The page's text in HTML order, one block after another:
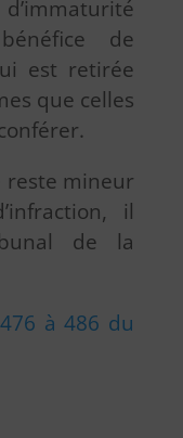
de
est retirée
que celles
reste mineur
il
de la
à 486 du